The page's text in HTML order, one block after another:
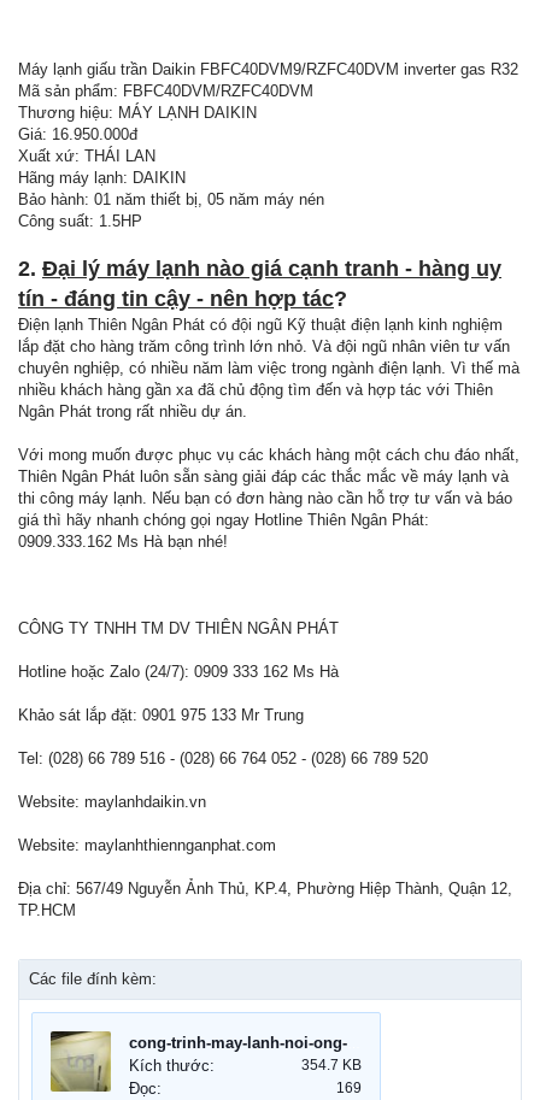
Máy lạnh giấu trần Daikin FBFC40DVM9/RZFC40DVM inverter gas R32
Mã sản phẩm: FBFC40DVM/RZFC40DVM
Thương hiệu: MÁY LẠNH DAIKIN
Giá: 16.950.000đ
Xuất xứ: THÁI LAN
Hãng máy lạnh: DAIKIN
Bảo hành: 01 năm thiết bị, 05 năm máy nén
Công suất: 1.5HP
2. Đại lý máy lạnh nào giá cạnh tranh - hàng uy
tín - đáng tin cậy - nên hợp tác?
Điện lạnh Thiên Ngân Phát có đội ngũ Kỹ thuật điện lạnh kinh nghiệm
lắp đặt cho hàng trăm công trình lớn nhỏ. Và đội ngũ nhân viên tư vấn
chuyên nghiệp, có nhiều năm làm việc trong ngành điện lạnh. Vì thế mà
nhiều khách hàng gần xa đã chủ động tìm đến và hợp tác với Thiên
Ngân Phát trong rất nhiều dự án.
Với mong muốn được phục vụ các khách hàng một cách chu đáo nhất,
Thiên Ngân Phát luôn sẵn sàng giải đáp các thắc mắc về máy lạnh và
thi công máy lạnh. Nếu bạn có đơn hàng nào cần hỗ trợ tư vấn và báo
giá thì hãy nhanh chóng gọi ngay Hotline Thiên Ngân Phát:
0909.333.162 Ms Hà bạn nhé!
CÔNG TY TNHH TM DV THIÊN NGÂN PHÁT
Hotline hoặc Zalo (24/7): 0909 333 162 Ms Hà
Khảo sát lắp đặt: 0901 975 133 Mr Trung
Tel: (028) 66 789 516 - (028) 66 764 052 - (028) 66 789 520
Website: maylanhdaikin.vn
Website: maylanhthiennganphat.com
Địa chỉ: 567/49 Nguyễn Ảnh Thủ, KP.4, Phường Hiệp Thành, Quận 12,
TP.HCM
Các file đính kèm:
Kích thước: 354.7 KB
Đọc: 169